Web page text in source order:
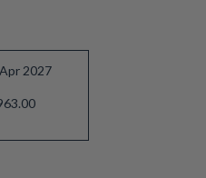
2027